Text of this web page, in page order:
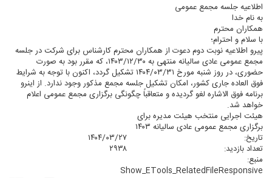
اطلاعیه جلسه مجمع عمومی
به نام خدا
همکاران محترم
با سلام و احترام؛
پیرو اطلاعیه نوبت دوم دعوت از همکاران محترم کارشناس برای شرکت در جلسه
مجمع عمومی عادی سالیانه منتهی به ۱۴۰۳/۱۲/۳۰، که مقرر بود به صورت
حضوری، در روز شنبه مورخ ۱۴۰۴/۰۳/۳۱ تشکیل گردد، اکنون با توجه به شرایط
فوق‏ العاده جاری کشور، امکان تشکیل جلسه مجمع مذکور وجود ندارد. از این‏رو
برنامه فوق‏ الاشاره لغو گردیده و متعاقباً چگونگی برگزاری مجمع عمومی اعلام
خواهد شد.
هیئت اجرایی منتخب هیئت مدیره برای
برگزاری مجمع عمومی عادی سالیانه ۱۴۰۳
تاریخ:
۱۴۰۴/۰۳/۲۷
تعداد بازدید:
۲۹۳۸
منبع:
Show_ETools_RelatedFileResponsive